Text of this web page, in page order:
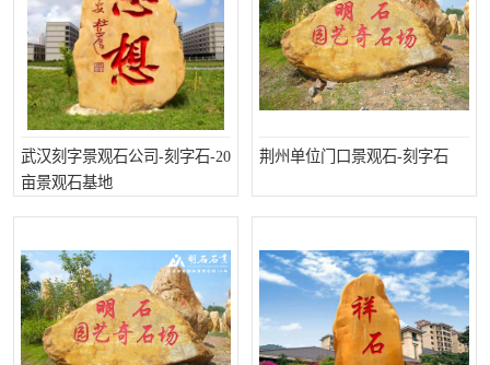
武汉刻字景观石公司-刻字石-20
亩景观石基地
荆州单位门口景观石-刻字石